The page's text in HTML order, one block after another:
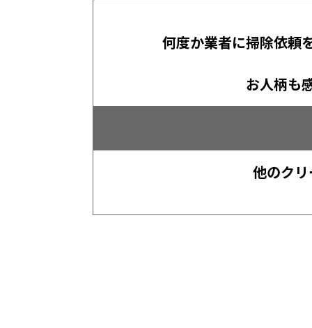
何度か業者に掃除依頼
お人柄も
他のク